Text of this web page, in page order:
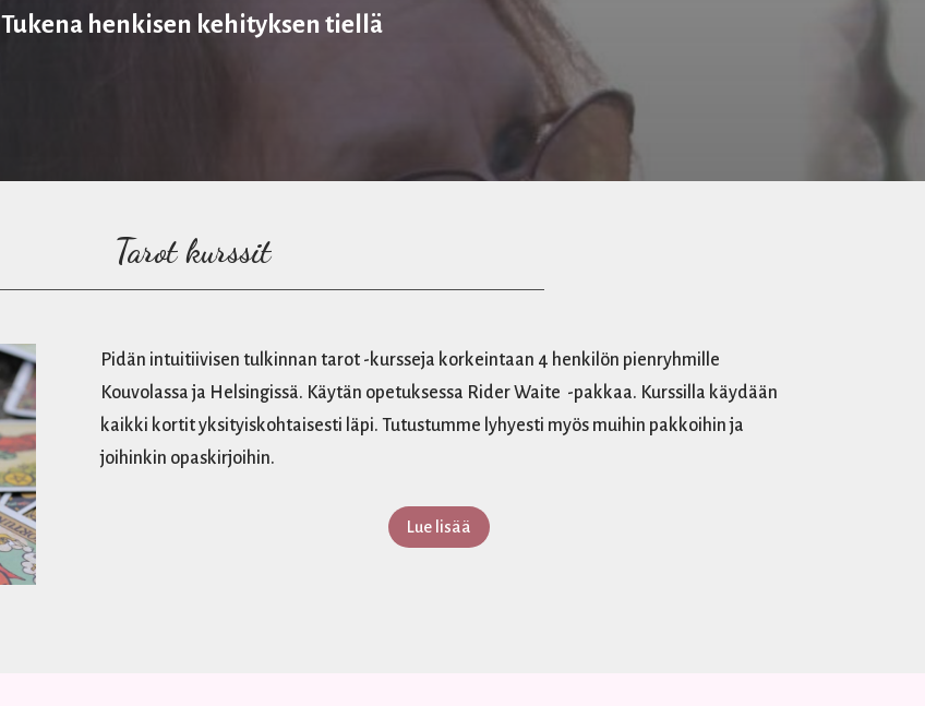
Tukena henkisen kehityksen tiellä
Tarot kurssit
Pidän intuitiivisen tulkinnan tarot -kursseja korkeintaan 4 henkilön pienryhmille
Kouvolassa ja Helsingissä. Käytän opetuksessa Rider Waite -pakkaa. Kurssilla käydään
kaikki kortit yksityiskohtaisesti läpi. Tutustumme lyhyesti myös muihin pakkoihin ja
joihinkin opaskirjoihin.
Lue lisää